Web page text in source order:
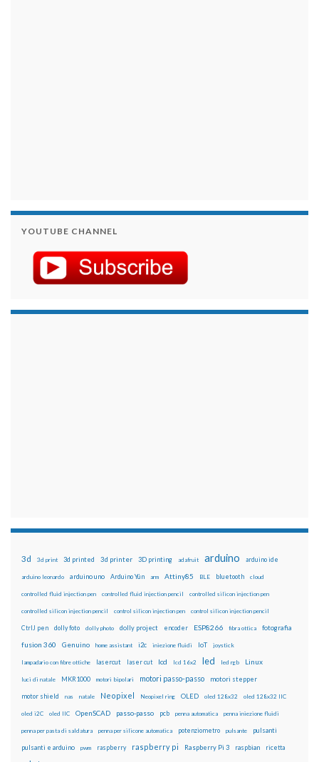
YOUTUBE CHANNEL
3d 3d print 3d printed 3d printer 3D printing adafruit arduino arduino ide
arduino leonardo arduino uno Arduino Yún arm Attiny85 BLE bluetooth cloud
controlled fluid injection pen controlled fluid injection pencil controlled silicon injection pen
controlled silicon injection pencil control silicon injection pen control silicon injection pencil
CtrlJ pen dolly foto dolly photo dolly project encoder ESP8266 fibra ottica fotografia
fusion 360 Genuino home assistant i2c iniezione fluidi IoT joystick
lampadario con fibre ottiche lasercut laser cut lcd lcd 16x2 led led rgb Linux
luci di natale MKR1000 motori bipolari motori passo-passo motori stepper
motor shield nas natale Neopixel Neopixel ring OLED oled 128x32 oled 128x32 IIC
oled i2C oled IIC OpenSCAD passo-passo pcb penna automatica penna iniezione fluidi
penna per pasta di saldatura penna per silicone automatica potenziometro pulsante pulsanti
pulsanti e arduino pwm raspberry raspberry pi Raspberry Pi 3 raspbian ricetta